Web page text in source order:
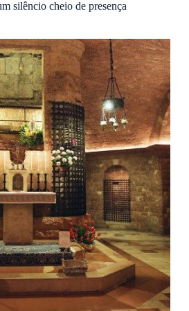
silêncio cheio de presença